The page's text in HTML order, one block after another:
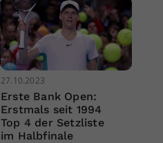
27.10.2023
Erste Bank Open:
Erstmals seit 1994
Top 4 der Setzliste
im Halbfinale